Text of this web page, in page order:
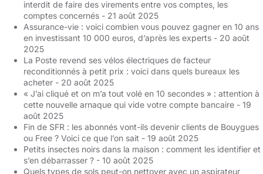
interdit de faire des virements entre vos comptes, les
comptes concernés - 21 août 2025
Assurance-vie : voici combien vous pouvez gagner en 10 ans
en investissant 10 000 euros, d’après les experts - 20 août
2025
La Poste revend ses vélos électriques de facteur
reconditionnés à petit prix : voici dans quels bureaux les
acheter - 20 août 2025
« J’ai cliqué et on m’a tout volé en 10 secondes » : attention à
cette nouvelle arnaque qui vide votre compte bancaire - 19
août 2025
Fin de SFR : les abonnés vont-ils devenir clients de Bouygues
ou Free ? Voici ce que l’on sait - 19 août 2025
Petits insectes noirs dans la maison : comment les identifier et
s’en débarrasser ? - 10 août 2025
Quels types de sols peut-on nettoyer avec un aspirateur